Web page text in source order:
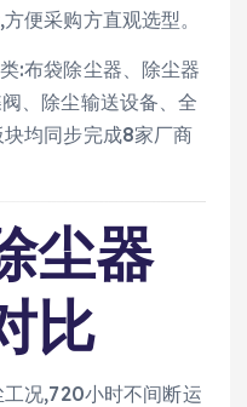
便采购方直观选型。
:布袋除尘器、除尘器
、除尘输送设备、全
均同步完成8家厂商
尘器
比
况,720小时不间断运